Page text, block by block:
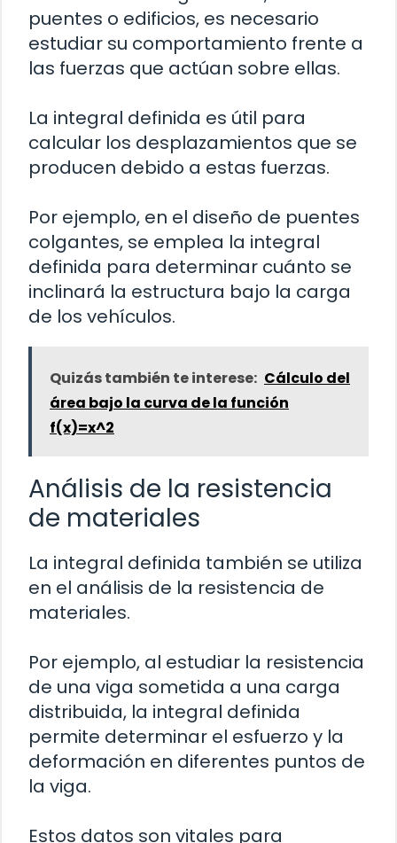
puentes o edificios, es necesario
estudiar su comportamiento frente a
las fuerzas que actúan sobre ellas.
La integral definida es útil para
calcular los desplazamientos que se
producen debido a estas fuerzas.
Por ejemplo, en el diseño de puentes
colgantes, se emplea la integral
definida para determinar cuánto se
inclinará la estructura bajo la carga
de los vehículos.
Quizás también te interese: Cálculo del
área bajo la curva de la función
f(x)=x^2
Análisis de la resistencia
de materiales
La integral definida también se utiliza
en el análisis de la resistencia de
materiales.
Por ejemplo, al estudiar la resistencia
de una viga sometida a una carga
distribuida, la integral definida
permite determinar el esfuerzo y la
deformación en diferentes puntos de
la viga.
Estos datos son vitales para